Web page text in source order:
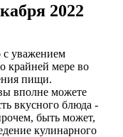
2022
с уважением
крайней мере во
пищи.
вполне можете
вкусного блюда -
быть может,
кулинарного